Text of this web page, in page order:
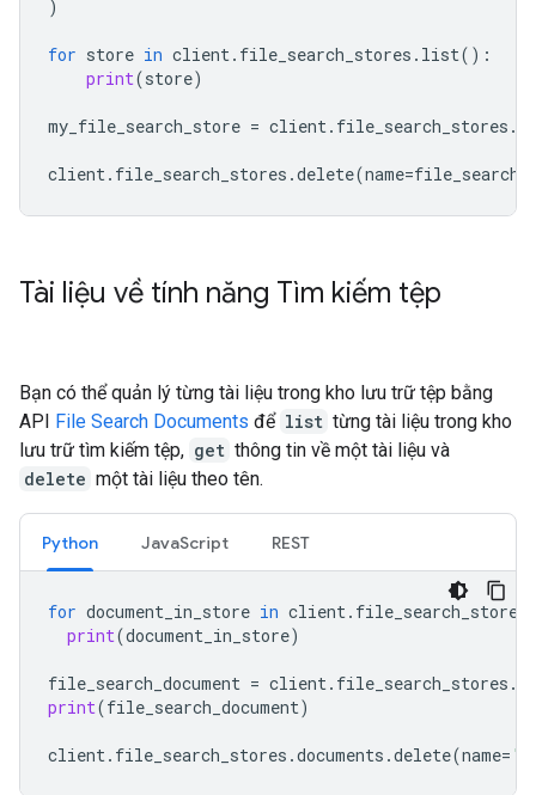
)
for store in client. file_search_stores . list():
print(store)
my_file_search_store = client. file_search_stores .
client. file_search_stores .delete(name=
Tài liệu về tính năng Tìm kiếm tệp
Bạn có thể quản lý từng tài liệu trong kho lưu trữ tệp bằng
API File Search Documents để list từng tài liệu trong kho
lưu trữ tìm kiếm tệp, get thông tin về một tài liệu và
delete một tài liệu theo tên.
Python JavaScript REST
for document_in_store in client. file_search_stores
print(document_in_store)
file_search_document = client. file_search_stores .
print(file_search_document)
client. file_search_stores .documents .delete(name=